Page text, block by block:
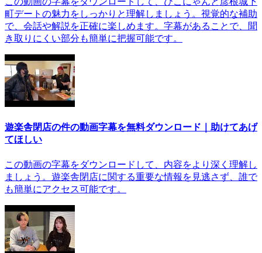
町デートの魅力をしっかりと理解しましょう。視覚的な補助
で、会話や解説を正確に楽しめます。字幕があることで、聞
き取りにくい部分も簡単に把握可能です。
遊楽舎閉店の件の動画字幕を無料ダウンロード｜助けてあげ
てほしい
この動画の字幕をダウンロードして、内容をより深く理解し
ましょう。遊楽舎閉店に関する重要な情報を見逃さず、誰で
も簡単にアクセス可能です。